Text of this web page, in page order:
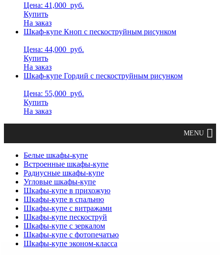
Цена: 41,000 руб.
Купить
На заказ
Шкаф-купе Кноп с пескоструйным рисунком
Цена: 44,000 руб.
Купить
На заказ
Шкаф-купе Гордий с пескоструйным рисунком
Цена: 55,000 руб.
Купить
На заказ
Белые шкафы-купе
Встроенные шкафы-купе
Радиусные шкафы-купе
Угловые шкафы-купе
Шкафы-купе в прихожую
Шкафы-купе в спальню
Шкафы-купе с витражами
Шкафы-купе пескоструй
Шкафы-купе с зеркалом
Шкафы-купе с фотопечатью
Шкафы-купе эконом-класса